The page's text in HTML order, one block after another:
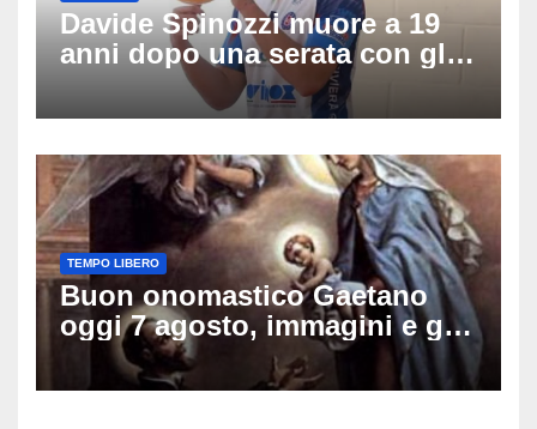
Davide Spinozzi muore a 19
anni dopo una serata con gli
amici: il mistero dello
schianto senza frenata
TEMPO LIBERO
Buon onomastico Gaetano
oggi 7 agosto, immagini e gif
di auguri da condividere sui
social